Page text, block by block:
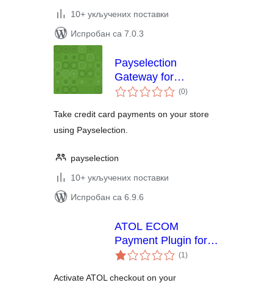
10+ укључених поставки
Испробан са 7.0.3
Payselection
Gateway for
WooCommerce
(0укупних
оцена
)
Take credit card payments on your store
using Payselection.
payselection
10+ укључених поставки
Испробан са 6.9.6
ATOL ECOM
Payment Plugin for
WooCommerce
(1укупних
оцена
)
Activate ATOL checkout on your